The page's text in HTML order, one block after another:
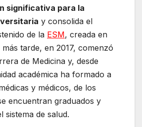
significativa para la
y consolida el
de la ESM, creada en
más tarde, en 2017, comenzó
de Medicina y, desde
académica ha formado a
y médicos, de los
encuentran graduados y
sistema de salud.